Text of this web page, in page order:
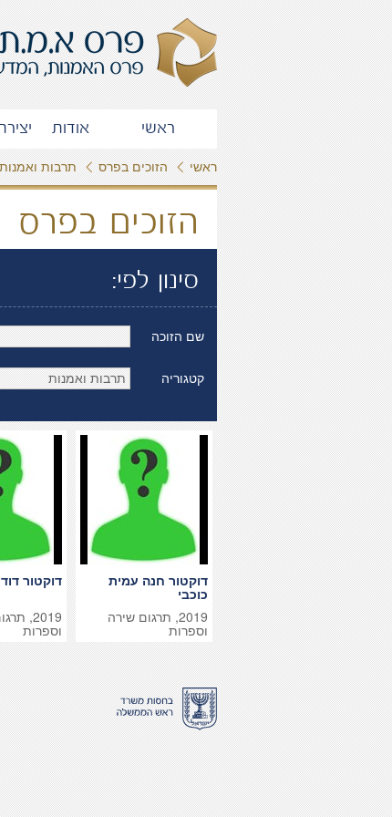
ראשי אודות
ראשי הזוכים בפרס תרבות ואמנות
הזוכים בפרס
סינון לפי:
שם הזוכה
קטגוריה
דוקטור חנה עמית
כוכבי
2019, תרגום שירה
וספרות
דוקטור דוד
2019,
וספרות